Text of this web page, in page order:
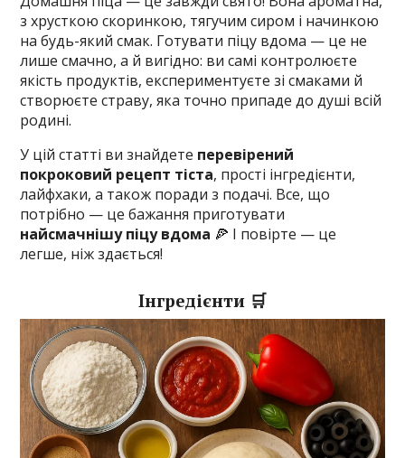
з хрусткою скоринкою, тягучим сиром і начинкою
на будь-який смак. Готувати піцу вдома — це не
лише смачно, а й вигідно: ви самі контролюєте
якість продуктів, експериментуєте зі смаками й
створюєте страву, яка точно припаде до душі всій
родині.
У цій статті ви знайдете перевірений
покроковий рецепт тіста, прості інгредієнти,
лайфхаки, а також поради з подачі. Все, що
потрібно — це бажання приготувати
найсмачнішу піцу вдома 🍕 І повірте — це
легше, ніж здається!
Інгредієнти 🛒